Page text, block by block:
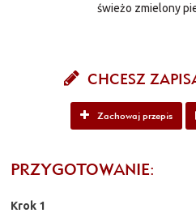
świeżo zmielony
CHCESZ
Zachowaj przepis
PRZYGOTOWANIE:
Krok 1